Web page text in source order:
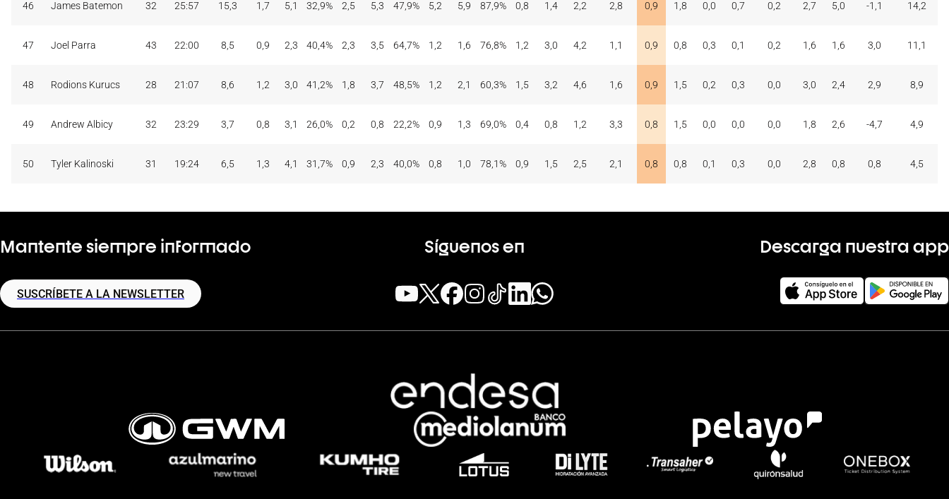
46 James Batemon 32 25:57 15,3 1,7 5,1 32,9% 2,5 5,3 47,9% 5,2 5,9 87,9% 0,8 1,4 2,2 2,8 0,9 1,8 0,0 0,7 0,2 2,7 5,0 -1,1 14,2
47 Joel Parra 43 22:00 8,5 0,9 2,3 40,4% 2,3 3,5 64,7% 1,2 1,6 76,8% 1,2 3,0 4,2 1,1 0,9 0,8 0,3 0,1 0,2 1,6 1,6 3,0 11,1
48 Rodions Kurucs 28 21:07 8,6 1,2 3,0 41,2% 1,8 3,7 48,5% 1,2 2,1 60,3% 1,5 3,2 4,6 1,6 0,9 1,5 0,2 0,3 0,0 3,0 2,4 2,9 8,9
49 Andrew Albicy 32 23:29 3,7 0,8 3,1 26,0% 0,2 0,8 22,2% 0,9 1,3 69,0% 0,4 0,8 1,2 3,3 0,8 1,5 0,0 0,0 0,0 1,8 2,6 -4,7 4,9
50 Tyler Kalinoski 31 19:24 6,5 1,3 4,1 31,7% 0,9 2,3 40,0% 0,8 1,0 78,1% 0,9 1,5 2,5 2,1 0,8 0,8 0,1 0,3 0,0 2,8 0,8 0,8 4,5
Mantente siempre informado
SUSCRÍBETE A LA NEWSLETTER
Síguenos en Descarga nuestra app